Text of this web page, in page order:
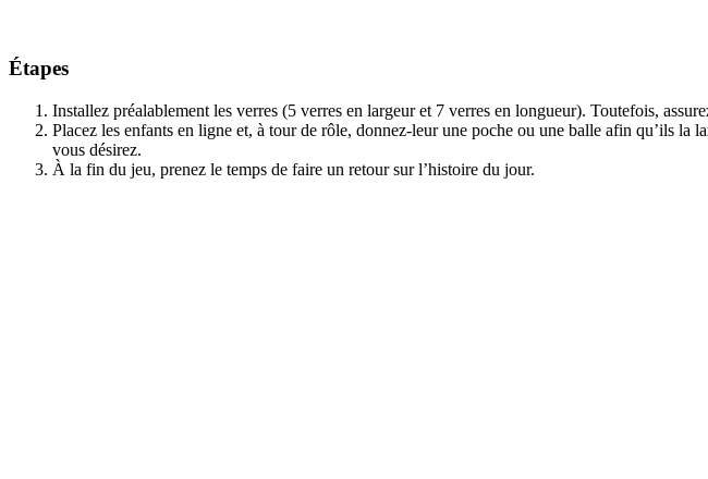
Étapes
Installez préalablement les verres (5 verres en largeur et 7 verres en longueur). Toutefois,
Placez les enfants en ligne et, à tour de rôle, donnez-leur une poche ou une balle afin qu’ils la
vous désirez.
À la fin du jeu, prenez le temps de faire un retour sur l’histoire du jour.